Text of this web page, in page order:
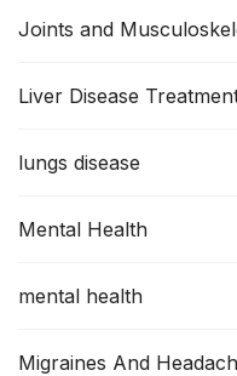
Joints and
Liver Disease
lungs disease
Mental Health
mental health
Migraines And